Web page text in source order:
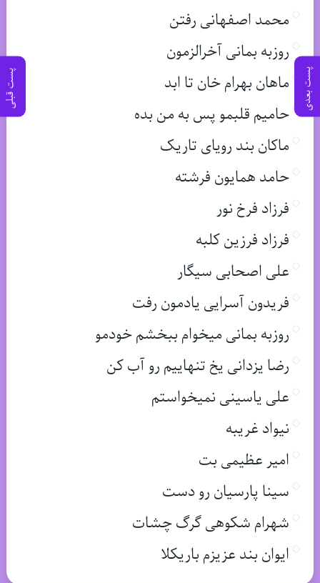
پست بعدی پست قبلی
محمد اصفهانی رفتن
روزبه بمانی آخرالزمون
ماهان بهرام خان تا ابد
حامیم قلبمو پس به من بده
ماکان بند رویای تاریک
حامد همایون فرشته
فرزاد فرخ نور
فرزاد فرزین کلبه
علی اصحابی سیگار
فریدون آسرایی یادمون رفت
روزبه بمانی میخوام ببخشم خودمو
رضا یزدانی یخ تنهاییم رو آب کن
علی یاسینی نمیخواستم
نیواد غریبه
امیر عظیمی بت
سینا پارسیان رو دست
شهرام شکوهی گرگ چشات
ایوان بند عزیزم باریکلا